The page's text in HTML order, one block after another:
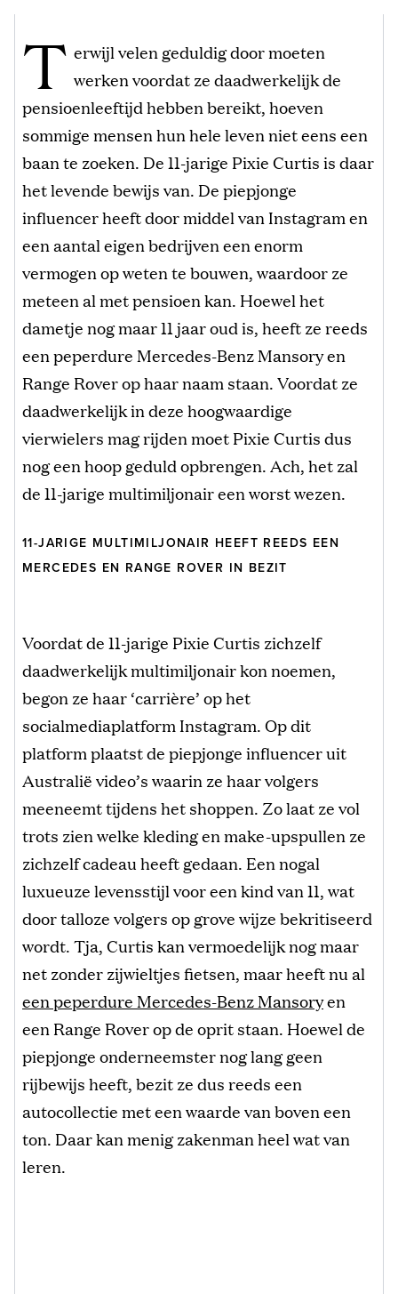
T erwijl velen geduldig door moeten
werken voordat ze daadwerkelijk de
pensioenleeftijd hebben bereikt, hoeven
sommige mensen hun hele leven niet eens een
baan te zoeken. De 11-jarige Pixie Curtis is daar
het levende bewijs van. De piepjonge
influencer heeft door middel van Instagram en
een aantal eigen bedrijven een enorm
vermogen op weten te bouwen, waardoor ze
meteen al met pensioen kan. Hoewel het
dametje nog maar 11 jaar oud is, heeft ze reeds
een peperdure Mercedes-Benz Mansory en
Range Rover op haar naam staan. Voordat ze
daadwerkelijk in deze hoogwaardige
vierwielers mag rijden moet Pixie Curtis dus
nog een hoop geduld opbrengen. Ach, het zal
de 11-jarige multimiljonair een worst wezen.
11-JARIGE MULTIMILJONAIR HEEFT REEDS EEN
MERCEDES EN RANGE ROVER IN BEZIT
Voordat de 11-jarige Pixie Curtis zichzelf
daadwerkelijk multimiljonair kon noemen,
begon ze haar ‘carrière’ op het
socialmediaplatform Instagram. Op dit
platform plaatst de piepjonge influencer uit
Australië video’s waarin ze haar volgers
meeneemt tijdens het shoppen. Zo laat ze vol
trots zien welke kleding en make-upspullen ze
zichzelf cadeau heeft gedaan. Een nogal
luxueuze levensstijl voor een kind van 11, wat
door talloze volgers op grove wijze bekritiseerd
wordt. Tja, Curtis kan vermoedelijk nog maar
net zonder zijwieltjes fietsen, maar heeft nu al
een peperdure Mercedes-Benz Mansoryen
een Range Rover op de oprit staan. Hoewel de
piepjonge onderneemster nog lang geen
rijbewijs heeft, bezit ze dus reeds een
autocollectie met een waarde van boven een
ton. Daar kan menig zakenman heel wat van
leren.